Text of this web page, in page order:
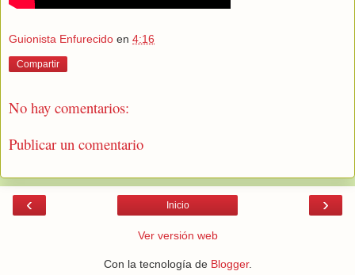
Guionista Enfurecido en 4:16
Compartir
No hay comentarios:
Publicar un comentario
‹ ›
Inicio
Ver versión web
Con la tecnología de Blogger.